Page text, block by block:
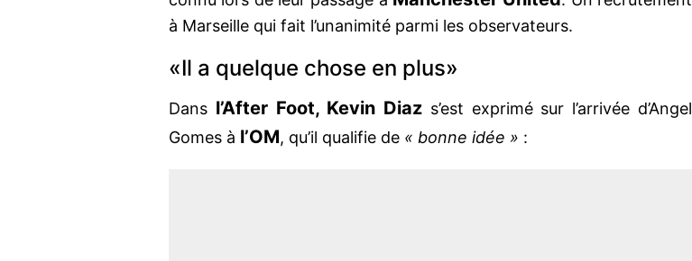
à Marseille qui fait l’unanimité parmi les observateurs.
«Il a quelque chose en plus»
Dans l’After Foot, Kevin Diaz s’est exprimé sur l’arrivée d’Angel
Gomes à l’OM, qu’il qualifie de « bonne idée » :